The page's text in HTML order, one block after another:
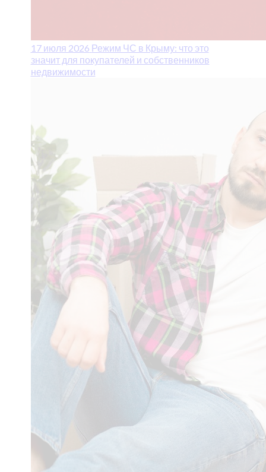
17 июля 2026 Режим ЧС в Крыму: что это
значит для покупателей и собственников
недвижимости